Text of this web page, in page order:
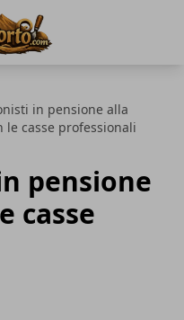
in pensione alla
le casse professionali
pensione
casse